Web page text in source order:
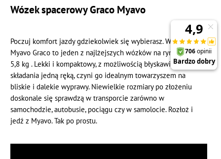
Wózek spacerowy Graco Myavo
Poczuj komfort jazdy gdziekolwiek się wybierasz. Wózek
Myavo Graco to jeden z najlżejszych wózków na rynku – tylko
5,8 kg . Lekki i kompaktowy, z możliwością błyskawicznego
składania jedną ręką, czyni go idealnym towarzyszem na
bliskie i dalekie wyprawy. Niewielkie rozmiary po złożeniu
doskonale się sprawdzą w transporcie zarówno w
samochodzie, autobusie, pociągu czy w samolocie. Rozłoż i
jedź z Myavo. Tak po prostu.